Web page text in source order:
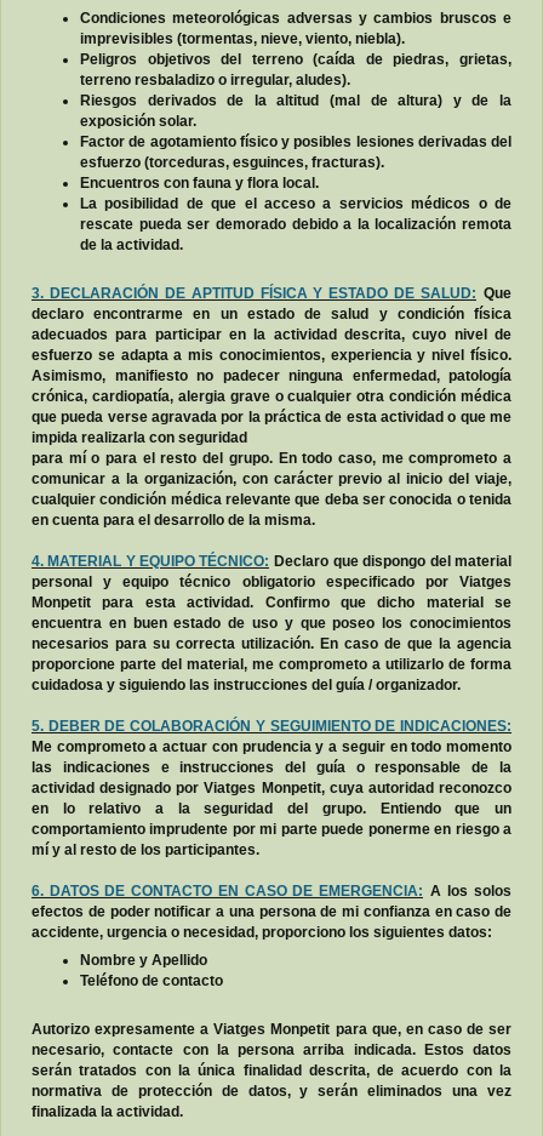
Condiciones meteorológicas adversas y cambios bruscos e
imprevisibles (tormentas, nieve, viento, niebla).
Peligros objetivos del terreno (caída de piedras, grietas,
terreno resbaladizo o irregular, aludes).
Riesgos derivados de la altitud (mal de altura) y de la
exposición solar.
Factor de agotamiento físico y posibles lesiones derivadas del
esfuerzo (torceduras, esguinces, fracturas).
Encuentros con fauna y flora local.
La posibilidad de que el acceso a servicios médicos o de
rescate pueda ser demorado debido a la localización remota
de la actividad.
3. DECLARACIÓN DE APTITUD FÍSICA Y ESTADO DE SALUD: Que
declaro encontrarme en un estado de salud y condición física
adecuados para participar en la actividad descrita, cuyo nivel de
esfuerzo se adapta a mis conocimientos, experiencia y nivel físico.
Asimismo, manifiesto no padecer ninguna enfermedad, patología
crónica, cardiopatía, alergia grave o cualquier otra condición médica
que pueda verse agravada por la práctica de esta actividad o que me
impida realizarla con seguridad
para mí o para el resto del grupo. En todo caso, me comprometo a
comunicar a la organización, con carácter previo al inicio del viaje,
cualquier condición médica relevante que deba ser conocida o tenida
en cuenta para el desarrollo de la misma.
4. MATERIAL Y EQUIPO TÉCNICO: Declaro que dispongo del material
personal y equipo técnico obligatorio especificado por Viatges
Monpetit para esta actividad. Confirmo que dicho material se
encuentra en buen estado de uso y que poseo los conocimientos
necesarios para su correcta utilización. En caso de que la agencia
proporcione parte del material, me comprometo a utilizarlo de forma
cuidadosa y siguiendo las instrucciones del guía / organizador.
5. DEBER DE COLABORACIÓN Y SEGUIMIENTO DE INDICACIONES:
Me comprometo a actuar con prudencia y a seguir en todo momento
las indicaciones e instrucciones del guía o responsable de la
actividad designado por Viatges Monpetit, cuya autoridad reconozco
en lo relativo a la seguridad del grupo. Entiendo que un
comportamiento imprudente por mi parte puede ponerme en riesgo a
mí y al resto de los participantes.
6. DATOS DE CONTACTO EN CASO DE EMERGENCIA: A los solos
efectos de poder notificar a una persona de mi confianza en caso de
accidente, urgencia o necesidad, proporciono los siguientes datos:
Nombre y Apellido
Teléfono de contacto
Autorizo expresamente a Viatges Monpetit para que, en caso de ser
necesario, contacte con la persona arriba indicada. Estos datos
serán tratados con la única finalidad descrita, de acuerdo con la
normativa de protección de datos, y serán eliminados una vez
finalizada la actividad.